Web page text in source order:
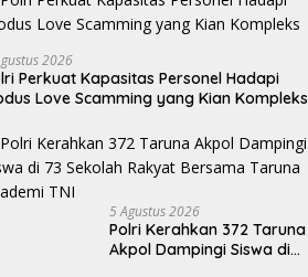
2026
Perkuat Kapasitas Personel Hadapi
Love Scamming yang Kian Kompleks
5 Agustus 2026
Polri Kerahkan 372 Taruna
Akpol Dampingi Siswa di